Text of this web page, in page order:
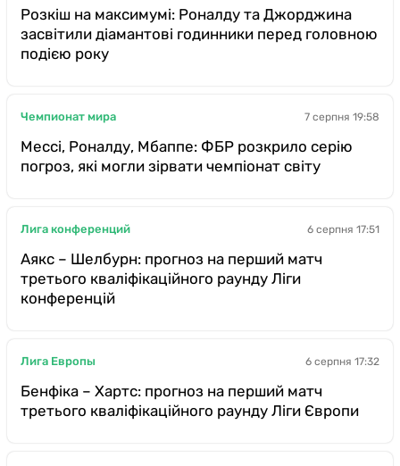
Розкіш на максимумі: Роналду та Джорджина
засвітили діамантові годинники перед головною
подією року
Чемпионат мира 7 серпня 19:58
Мессі, Роналду, Мбаппе: ФБР розкрило серію
погроз, які могли зірвати чемпіонат світу
Лига конференций 6 серпня 17:51
Аякс – Шелбурн: прогноз на перший матч
третього кваліфікаційного раунду Ліги
конференцій
Лига Европы 6 серпня 17:32
Бенфіка – Хартс: прогноз на перший матч
третього кваліфікаційного раунду Ліги Європи